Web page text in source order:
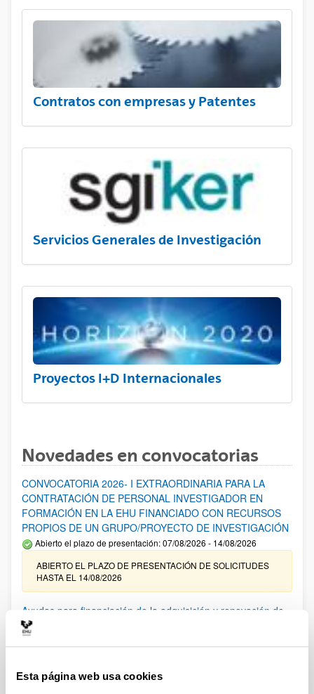
Esta página web usa cookies
Contratos con empresas y Patentes
Servicios Generales de Investigación
Proyectos I+D Internacionales
Novedades en convocatorias
CONVOCATORIA 2026- I EXTRAORDINARIA PARA LA
CONTRATACIÓN DE PERSONAL INVESTIGADOR EN
FORMACIÓN EN LA EHU FINANCIADO CON RECURSOS
PROPIOS DE UN GRUPO/PROYECTO DE INVESTIGACIÓN
Abierto el plazo de presentación: 07/08/2026 - 14/08/2026
ABIERTO EL PLAZO DE PRESENTACIÓN DE SOLICITUDES
HASTA EL 14/08/2026
Ayudas para financiación de la adquisición y renovación de
infraestructura científica y fondos bibliográficos en la
UPV/EHU 2026
25/03/2026: Corrección de errores del listado provisional de